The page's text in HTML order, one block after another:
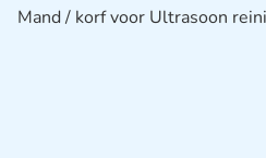
Mand / korf voor Ultrasoon